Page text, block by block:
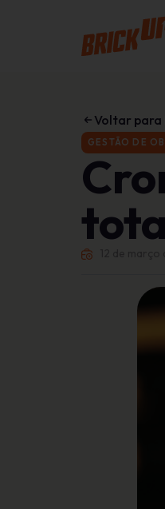
Voltar para
GESTÃO DE